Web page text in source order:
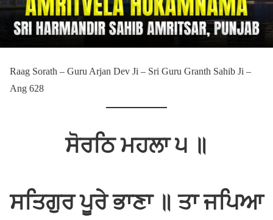
Raag Sorath – Guru Arjan Dev Ji – Sri Guru Granth Sahib Ji –
Ang 628
ਸੋਰਠਿ ਮਹਲਾ ੫ ॥
ਸਤਿਗੁਰ ਪੂਰੇ ਭਾਣਾ ॥ ਤਾ ਜਪਿਆ